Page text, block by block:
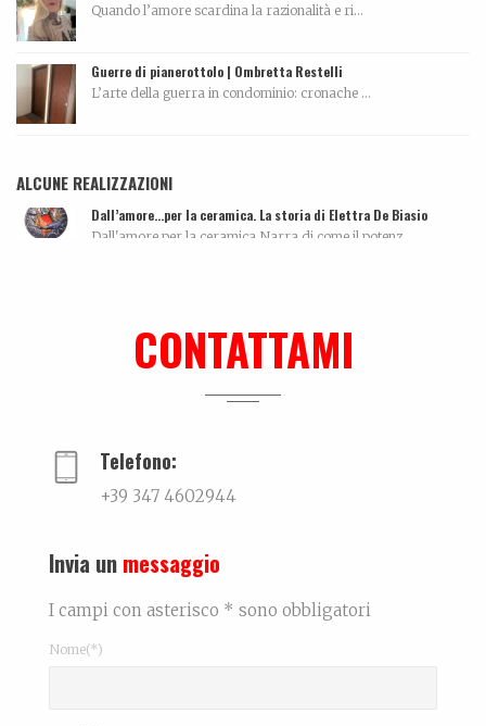
Quando l’amore scardina la razionalità e ri...
Guerre di pianerottolo | Ombretta Restelli
L’arte della guerra in condominio: cronache ...
ALCUNE REALIZZAZIONI
Dall’amore…per la ceramica. La storia di Elettra De Biasio
Dall'amore per la ceramica.Narra di come il potenz...
CONTATTAMI
Telefono:
+39 347 4602944
Invia un messaggio
I campi con asterisco * sono obbligatori
Nome(*)